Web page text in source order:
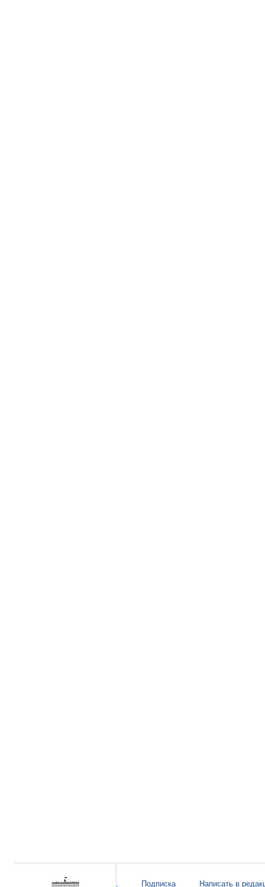
Подписка Написать в